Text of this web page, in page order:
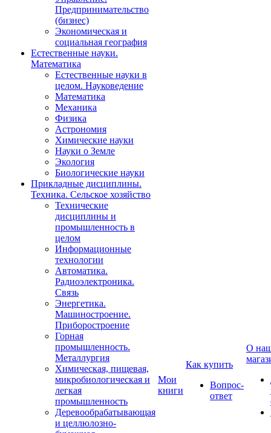
Предпринимательство
(бизнес)
Экономическая и
социальная география
Естественные науки.
Математика
Естественные науки в
целом. Науковедение
Математика
Механика
Физика
Астрономия
Химические науки
Науки о Земле
Экология
Биологические науки
Прикладные дисциплины.
Техника. Сельское хозяйство
Технические
дисциплины и
промышленность в
целом
Информационные
технологии
Автоматика.
Радиоэлектроника.
Связь
Энергетика.
Машиностроение.
Приборостроение
Горная
промышленность.
Металлургия
Химическая, пищевая,
микробиологическая и
легкая
промышленность
Деревообрабатывающая
и целлюлозно-
Мои
книги
Как купить
Вопрос-
ответ
О